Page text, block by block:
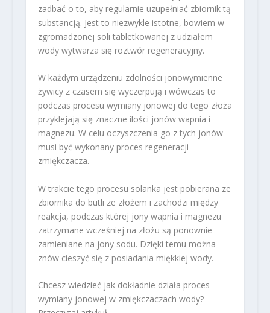
zadbać o to, aby regularnie uzupełniać zbiornik tą
substancją. Jest to niezwykle istotne, bowiem w
zgromadzonej soli tabletkowanej z udziałem
wody wytwarza się roztwór regeneracyjny.
W każdym urządzeniu zdolności jonowymienne
żywicy z czasem się wyczerpują i wówczas to
podczas procesu wymiany jonowej do tego złoża
przyklejają się znaczne ilości jonów wapnia i
magnezu. W celu oczyszczenia go z tych jonów
musi być wykonany proces regeneracji
zmiękczacza.
W trakcie tego procesu solanka jest pobierana ze
zbiornika do butli ze złożem i zachodzi między
reakcja, podczas której jony wapnia i magnezu
zatrzymane wcześniej na złożu są ponownie
zamieniane na jony sodu. Dzięki temu można
znów cieszyć się z posiadania miękkiej wody.
Chcesz wiedzieć jak dokładnie działa proces
wymiany jonowej w zmiękczaczach wody?